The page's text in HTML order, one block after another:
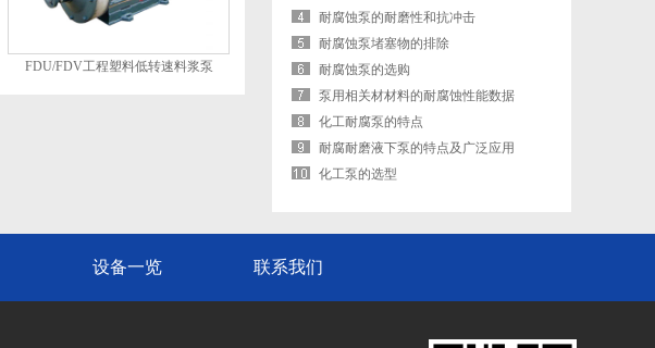
FDU/FDV工程塑料低转速料浆泵
耐腐蚀泵的耐磨性和抗冲击
耐腐蚀泵堵塞物的排除
耐腐蚀泵的选购
泵用相关材材料的耐腐蚀性能数据
化工耐腐泵的特点
耐腐耐磨液下泵的特点及广泛应用
化工泵的选型
设备一览 联系我们